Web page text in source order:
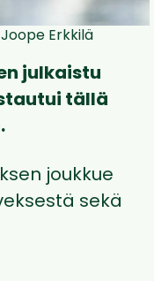
Erkkilä
julkaistu
tällä
joukkue
sekä